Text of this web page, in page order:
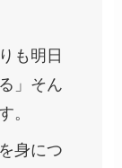
も明日
」そん
。
身につ